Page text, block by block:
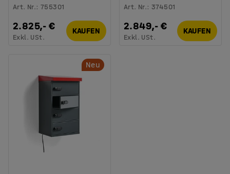
Art. Nr.:755301
2.825,- €
Exkl. USt.
KAUFEN
Art. Nr.:374501
2.849,- €
Exkl. USt.
KAUFEN
Neu